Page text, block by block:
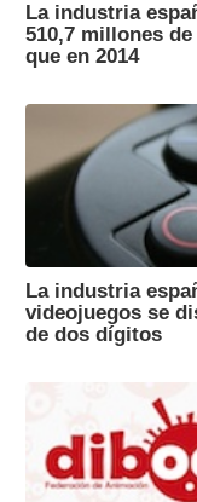
La industria
510,7 millones
que en 2014
La industria
videojuegos se
de dos dígitos